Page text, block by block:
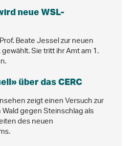
neue WSL-
Beate Jessel zur neuen
Sie tritt ihr Amt am 1.
über das CERC
zeigt einen Versuch zur
gegen Steinschlag als
des neuen